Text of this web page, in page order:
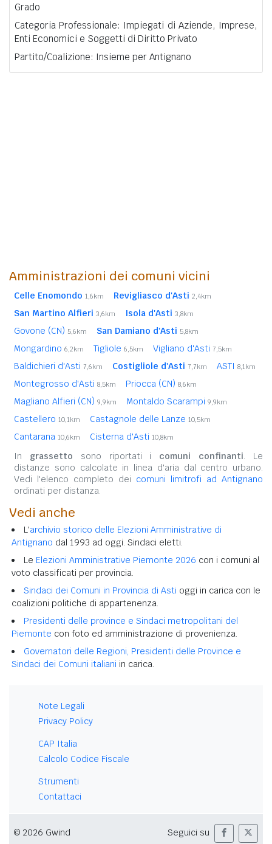
Grado
Categoria Professionale: Impiegati di Aziende, Imprese,
Enti Economici e Soggetti di Diritto Privato
Partito/Coalizione: Insieme per Antignano
Amministrazioni dei comuni vicini
Celle Enomondo 1,6km Revigliasco d'Asti 2,4km
San Martino Alfieri 3,6km Isola d'Asti 3,8km
Govone (CN) 5,6km San Damiano d'Asti 5,8km
Mongardino 6,2km Tigliole 6,5km Vigliano d'Asti 7,5km
Baldichieri d'Asti 7,6km Costigliole d'Asti 7,7km ASTI 8,1km
Montegrosso d'Asti 8,5km Priocca (CN) 8,6km
Magliano Alfieri (CN) 9,9km Montaldo Scarampi 9,9km
Castellero 10,1km Castagnole delle Lanze 10,5km
Cantarana 10,6km Cisterna d'Asti 10,8km
In grassetto sono riportati i comuni confinanti. Le
distanze sono calcolate in linea d'aria dal centro urbano.
Vedi l'elenco completo dei comuni limitrofi ad Antignano
ordinati per distanza.
Vedi anche
L'archivio storico delle Elezioni Amministrative di
Antignano dal 1993 ad oggi. Sindaci eletti.
Le Elezioni Amministrative Piemonte 2026 con i comuni al
voto classificati per provincia.
Sindaci dei Comuni in Provincia di Asti oggi in carica con le
coalizioni politiche di appartenenza.
Presidenti delle province e Sindaci metropolitani del
Piemonte con foto ed amministrazione di provenienza.
Governatori delle Regioni, Presidenti delle Province e
Sindaci dei Comuni italiani in carica.
Note Legali
Privacy Policy
CAP Italia
Calcolo Codice Fiscale
Strumenti
Contattaci
© 2026 Gwind Seguici su